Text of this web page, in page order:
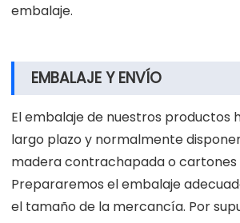
embalaje.
EMBALAJE Y ENVÍO
El embalaje de nuestros productos
largo plazo y normalmente
madera contrachapada o cartones
Prepararemos el embalaje
el tamaño de la mercancía. Por